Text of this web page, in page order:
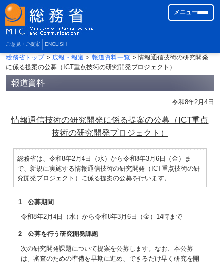
ご意見・ご提案 ENGLISH
メニュー
総務省トップ> 広報・報道 > 報道資料一覧> 情報通信技術の研究開発
に係る提案の公募（ICT重点技術の研究開発プロジェクト）
報道資料
令和8年2月4日
情報通信技術の研究開発に係る提案の公募（ICT重点
技術の研究開発プロジェクト）
総務省は、令和8年2月4日（水）から令和8年3月6日（金）ま
で、新規に実施する情報通信技術の研究開発（ICT重点技術の研
究開発プロジェクト）に係る提案の公募を行います。
1 公募期間
令和8年2月4日（水）から令和8年3月6日（金）14時まで
2 公募を行う研究開発課題
次の研究開発課題について提案を公募します。なお、本公募
は、審査のための準備を早期に進め、できるだけ早く研究を開